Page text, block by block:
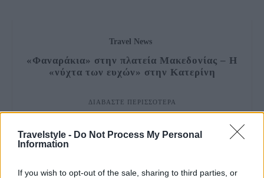
Travelstyle - Do Not Process My Personal
Information
If you wish to opt-out of the sale, sharing to third parties, or
Travel News
«Φαναράκια» στην πλατεία Μακεδονίας – Η
«νύχτα των ευχών» στην Κατερίνη
ΔΙΑΒΆΣΤΕ ΠΕΡΙΣΣΌΤΕΡΑ